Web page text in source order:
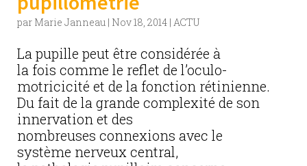
par Marie Janneau | Nov 18, 2014 | ACTU
La pupille peut être considérée à
la fois comme le reflet de l’oculo-
motricicité et de la fonction rétinienne.
Du fait de la grande complexité de son
innervation et des
nombreuses connexions avec le
système nerveux central,